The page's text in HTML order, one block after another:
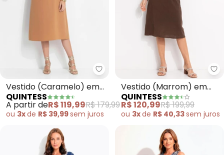
Quintess - Vestido (Caramelo)
Vestido (Caramelo) em
Tecido de Alfaiataria
QUINTESS
A partir deR$ 119,99R$ 179,99
ou 3xde R$ 39,99sem juros
Vestido (Marrom) em
Gaze de Algodão
Bordado
QUINTESS
R$ 120,99R$ 199,99
ou 3xde R$ 40,33sem juros